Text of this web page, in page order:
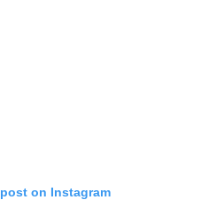
on Instagram